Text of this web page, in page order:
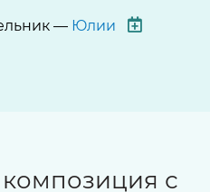
— Юлии
с